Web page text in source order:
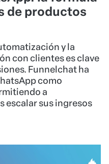
de productos
y la
con clientes es clave
Funnelchat ha
como
a
escalar sus ingresos